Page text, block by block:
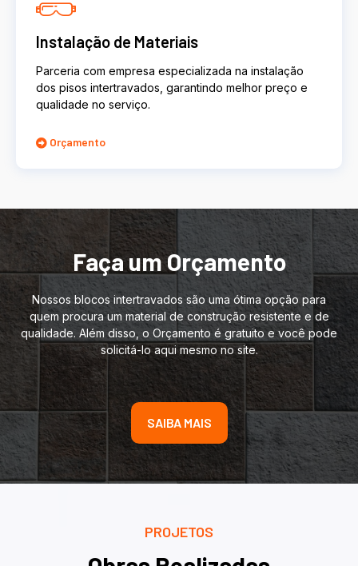
Instalação de Materiais
Parceria com empresa especializada na instalação
dos pisos intertravados, garantindo melhor preço e
qualidade no serviço.
Orçamento
Faça um Orçamento
Nossos blocos intertravados são uma ótima opção para
quem procura um material de construção resistente e de
qualidade. Além disso, o Orçamento é gratuito e você pode
solicitá-lo aqui mesmo no site.
SAIBA MAIS
PROJETOS